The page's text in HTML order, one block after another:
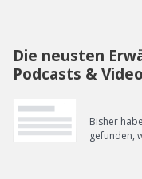
Die neusten
Podcasts &
Bisher
gefunden,